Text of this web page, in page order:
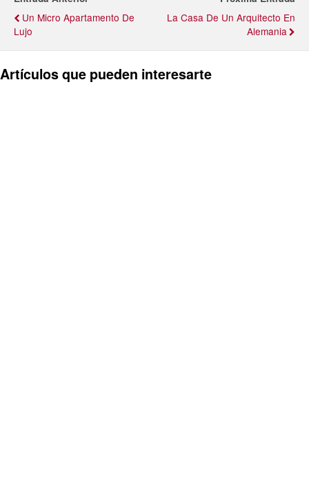
Un Micro Apartamento De
Lujo
La Casa De Un Arquitecto En
Alemania
Artículos que pueden interesarte